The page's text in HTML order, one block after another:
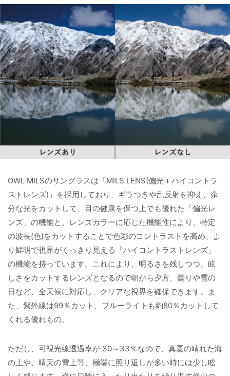
OWL MILSのサングラスは「MILS LENS(偏光＋ハイコントラ
ストレンズ)」を採用しており、ギラつきや乱反射を抑え、余
分な光をカットして、目の健康を保つ上でも優れた「偏光レ
ンズ」の機能と、レンズカラーに応じた機能性により、特定
の波長(色)をカットすることで色彩のコントラストを高め、よ
り鮮明で視界がくっきり見える「ハイコントラストレンズ」
の機能を持っています。これにより、明るさを残しつつ、眩
しさをカットするレンズとなるので朝から夕方、曇りや雪の
日など、全天候に対応し、クリアな視界を確保できます。ま
た、紫外線は99％カット、ブルーライトも約80％カットして
くれる優れもの。
ただし、可視光線透過率が 30～33％なので、真夏の晴れた海
の上や、晴天の雪上等、極端に照り返しが多い時には少し眩